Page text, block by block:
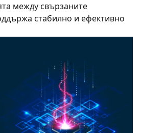
между свързаните
стабилно и ефективно